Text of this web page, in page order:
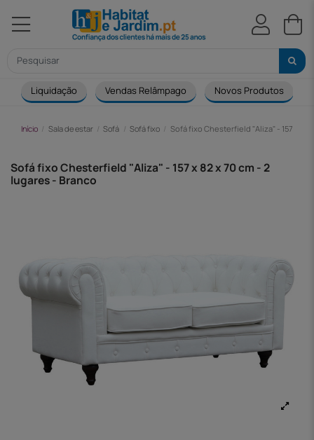
Liquidação Vendas Relâmpago Novos Produtos
Início Sala de estar Sofá Sofá fixo Sofá fixo Chesterfield "Aliza" - 157 x 82
Sofá fixo Chesterfield "Aliza" - 157 x 82 x 70 cm - 2
lugares - Branco